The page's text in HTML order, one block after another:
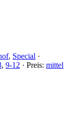
, Special ·
, 9-12 · Preis: mittel